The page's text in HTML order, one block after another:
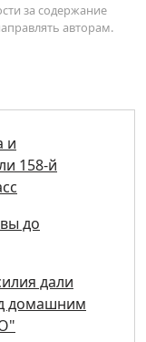
за содержание
авторам.
и
158-й
до
дали
домашним